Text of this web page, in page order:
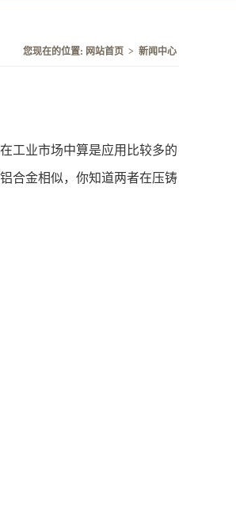
您现在的位置: 网站首页 > 新闻中心
工业市场中算是应用比较多的
合金相似，你知道两者在压铸